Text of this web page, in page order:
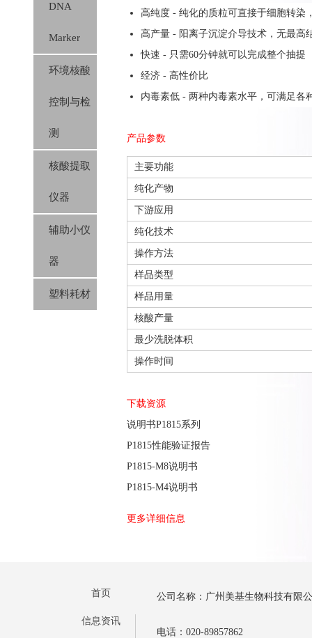
DNA
Marker
环境核酸
控制与检
测
核酸提取
仪器
辅助小仪
器
塑料耗材
高纯度 - 纯化的质粒可直接于细胞转染
高产量 - 阳离子沉淀介导技术，无最高
快速 - 只需60分钟就可以完成整个抽提
经济 - 高性价比
内毒素低 - 两种内毒素水平，可满足各
产品参数
主要功能
纯化产物
下游应用
纯化技术
操作方法
样品类型
样品用量
核酸产量
最少洗脱体积
操作时间
下载资源
说明书P1815系列
P1815性能验证报告
P1815-M8说明书
P1815-M4说明书
更多详细信息
首页
信息资讯
公司名称：广州美基生物科技有限
电话：020-89857862